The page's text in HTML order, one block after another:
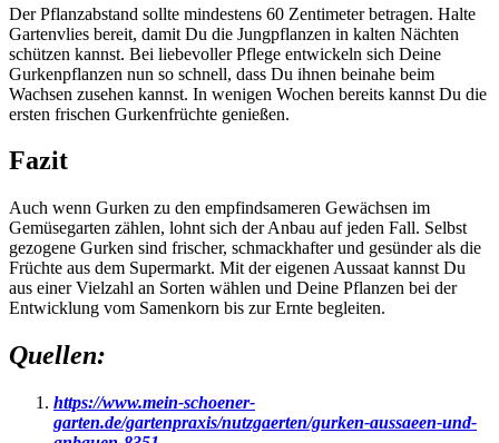
Der Pflanzabstand sollte mindestens 60 Zentimeter betragen. Halte
Gartenvlies bereit, damit Du die Jungpflanzen in kalten Nächten
schützen kannst. Bei liebevoller Pflege entwickeln sich Deine
Gurkenpflanzen nun so schnell, dass Du ihnen beinahe beim
Wachsen zusehen kannst. In wenigen Wochen bereits kannst Du die
ersten frischen Gurkenfrüchte genießen.
Fazit
Auch wenn Gurken zu den empfindsameren Gewächsen im
Gemüsegarten zählen, lohnt sich der Anbau auf jeden Fall. Selbst
gezogene Gurken sind frischer, schmackhafter und gesünder als die
Früchte aus dem Supermarkt. Mit der eigenen Aussaat kannst Du
aus einer Vielzahl an Sorten wählen und Deine Pflanzen bei der
Entwicklung vom Samenkorn bis zur Ernte begleiten.
Quellen:
https://www.mein-schoener-
garten.de/gartenpraxis/nutzgaerten/gurken-aussaeen-und-